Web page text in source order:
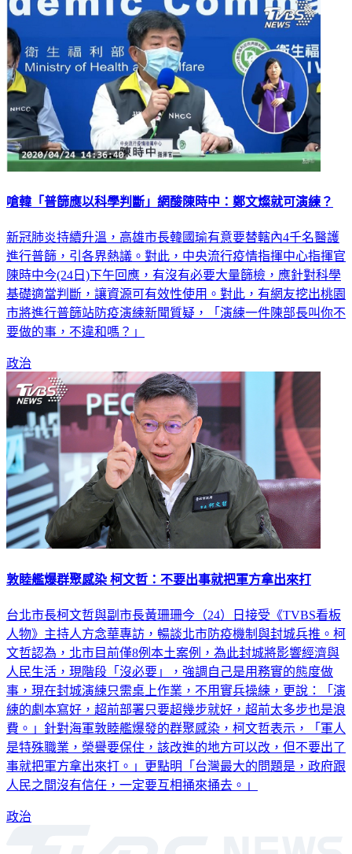
嗆韓「普篩應以科學判斷」網酸陳時中：鄭文燦就可演練？
新冠肺炎持續升溫，高雄市長韓國瑜有意要替轄內4千名醫護
進行普篩，引各界熱議。對此，中央流行疫情指揮中心指揮官
陳時中今(24日)下午回應，有沒有必要大量篩檢，應針對科學
基礎適當判斷，讓資源可有效性使用。對此，有網友挖出桃園
市將進行普篩站防疫演練新聞質疑，「演練一件陳部長叫你不
要做的事，不違和嗎？」
政治
敦睦艦爆群聚感染 柯文哲：不要出事就把軍方拿出來打
台北市長柯文哲與副市長黃珊珊今（24）日接受《TVBS看板
人物》主持人方念華專訪，暢談北市防疫機制與封城兵推。柯
文哲認為，北市目前僅8例本土案例，為此封城將影響經濟與
人民生活，現階段「沒必要」，強調自己是用務實的態度做
事，現在封城演練只需桌上作業，不用實兵操練，更說：「演
練的劇本寫好，超前部署只要超幾步就好，超前太多步也是浪
費。」針對海軍敦睦艦爆發的群聚感染，柯文哲表示，「軍人
是特殊職業，榮譽要保住，該改進的地方可以改，但不要出了
事就把軍方拿出來打。」更點明「台灣最大的問題是，政府跟
人民之間沒有信任，一定要互相捅來捅去。」
政治